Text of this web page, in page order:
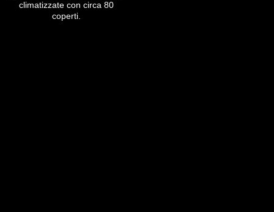
climatizzate con circa 80
coperti.